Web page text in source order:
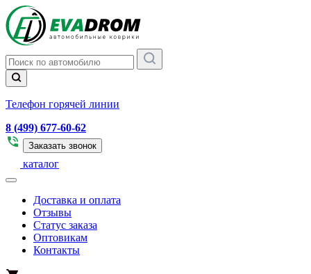
Телефон горячей линии
8 (499) 677-60-62
Заказать звонок
каталог
Доставка и оплата
Отзывы
Статус заказа
Оптовикам
Контакты